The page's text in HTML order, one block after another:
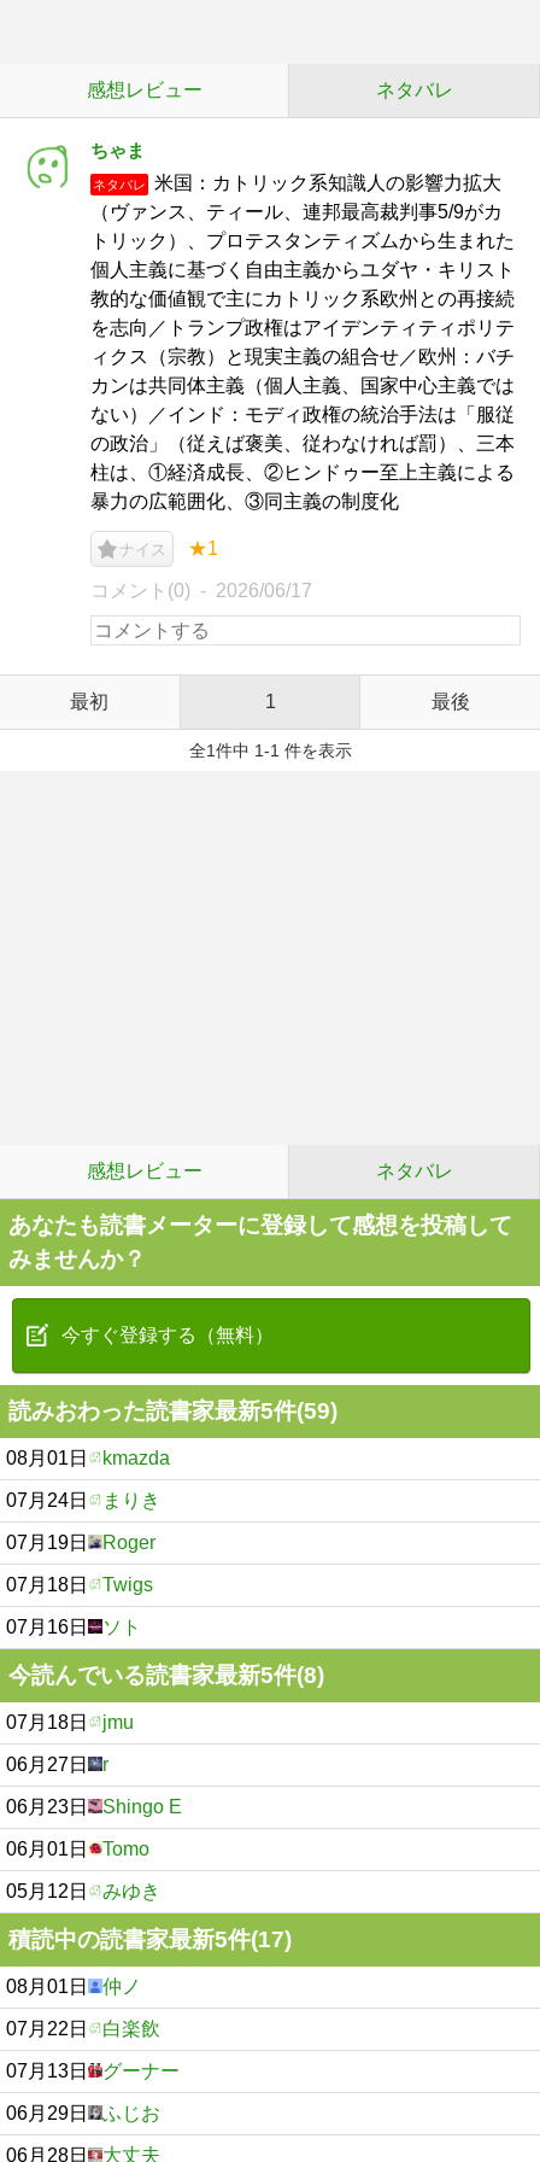
感想レビュー ネタバレ
ちゃま
ネタバレ
米国：カトリック系知識人の影響力拡大
（ヴァンス、ティール、連邦最高裁判事5/9がカ
トリック）、プロテスタンティズムから生まれた
個人主義に基づく自由主義からユダヤ・キリスト
教的な価値観で主にカトリック系欧州との再接続
を志向／トランプ政権はアイデンティティポリテ
ィクス（宗教）と現実主義の組合せ／欧州：バチ
カンは共同体主義（個人主義、国家中心主義では
ない）／インド：モディ政権の統治手法は「服従
の政治」（従えば褒美、従わなければ罰）、三本
柱は、①経済成長、②ヒンドゥー至上主義による
暴力の広範囲化、③同主義の制度化
ナイス ★1
コメント(0) 2026/06/17
最初 1 最後
全1件中 1-1 件を表示
感想レビュー ネタバレ
あなたも読書メーターに登録して感想を投稿して
みませんか？
今すぐ登録する（無料）
読みおわった読書家最新5件(59)
08月01日 kmazda
07月24日 まりき
07月19日 Roger
07月18日 Twigs
07月16日 ソト
今読んでいる読書家最新5件(8)
07月18日 jmu
06月27日 r
06月23日 Shingo E
06月01日 Tomo
05月12日 みゆき
積読中の読書家最新5件(17)
08月01日 仲ノ
07月22日 白楽飲
07月13日 グーナー
06月29日 ふじお
06月28日 大丈夫